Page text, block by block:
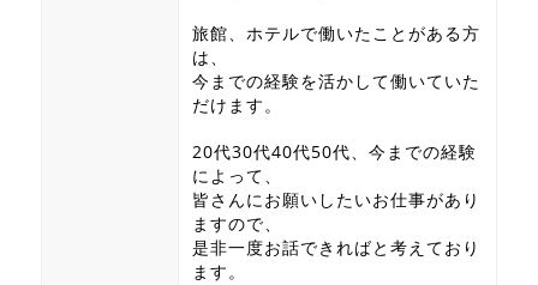
旅館、ホテルで働いたことがある方
は、
今までの経験を活かして働いていた
だけます。
20代30代40代50代、今までの経験
によって、
皆さんにお願いしたいお仕事があり
ますので、
是非一度お話できればと考えており
ます。